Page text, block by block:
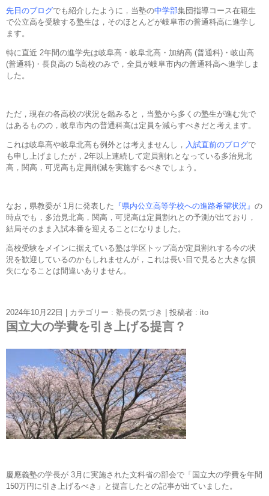
先日のブログでも紹介したように，当塾の中学部集団指導コース在籍生
で公立高を受験する塾生は，そのほとんどが岐阜市の普通科高に進学し
ます。
特に直近 2年間の進学先は岐阜高・岐阜北高・加納高 (普通科)・岐山高
(普通科)・長良高の 5高校のみで，全員が岐阜市内の普通科高へ進学しま
した。
ただ，現在の各高校の状況を鑑みると，当塾から多くの塾生が進む先で
はあるものの，岐阜市内の普通科高は定員を減らすべきだと考えます。
これは岐阜高や岐阜北高も例外とは考えませんし， 入試直前のブログで
も申し上げましたが，2年以上連続して定員割れとなっている多治見北
高，関高，可児高も定員削減を実施するべきでしょう。
なお，県教委が 1月に発表した 『県内公立高等学校への進路希望状況』 の
時点でも，多治見北高，関高，可児高は定員割れとの予測が出ており，
結局そのまま入試本番を迎えることになりました。
高校受験をメインに据えている塾は学区トップ高が定員割れする今の状
況を歓迎しているのかもしれませんが，これは長い目で見ると大きな損
失になることは間違いありません。
2024年10月22日 カテゴリー : 塾長の気づき 投稿者 : ito
国立大の学費を引き上げる提言？
慶應義塾の学長が 3月に実施された文科省の部会で「国立大の学費を年間
150万円に引き上げるべき」と提言したとの記事が出ていました。